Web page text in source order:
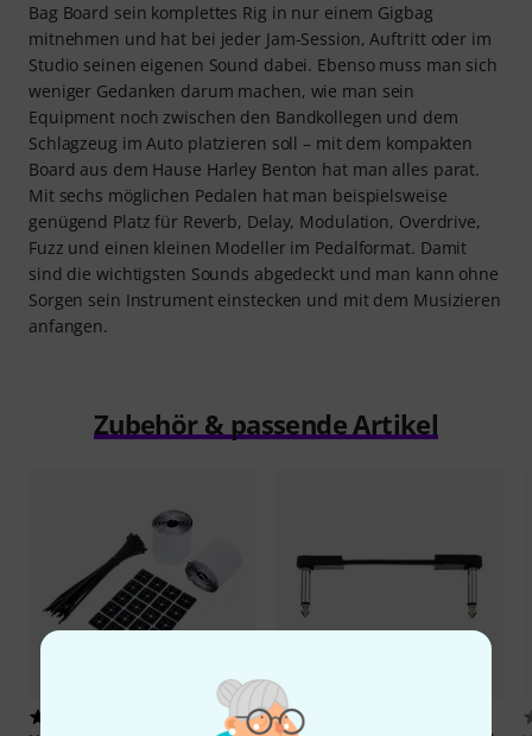
Bag Board sein komplettes Rig in nur einem Gigbag
mitnehmen und hat bei jeder Jam-Session, Auftritt oder im
Studio seinen eigenen Sound dabei. Ebenso muss man sich
weniger Gedanken darum machen, wie man sein
Equipment noch zwischen den Bandkollegen und dem
Schlagzeug im Auto platzieren soll – mit dem kompakten
Board aus dem Hause Harley Benton hat man alles parat.
Mit sechs möglichen Pedalen hat man beispielsweise
genügend Platz für Reverb, Delay, Modulation, Overdrive,
Fuzz und einen kleinen Modeller im Pedalformat. Damit
sind die wichtigsten Sounds abgedeckt und man kann ohne
Sorgen sein Instrument einstecken und mit dem Musizieren
anfangen.
Zubehör & passende Artikel